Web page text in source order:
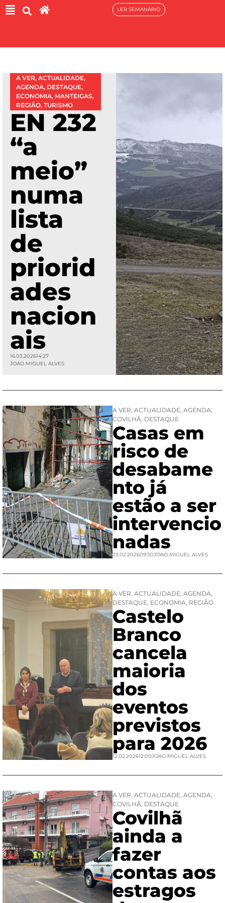
LER SEMANÁRIO
A VER, ACTUALIDADE,
AGENDA, DESTAQUE,
ECONOMIA, MANTEIGAS,
REGIÃO, TURISMO
EN 232
“a
meio”
numa
lista
de
priorid
ades
nacion
ais
16.03.202614:27
JOAO MIGUEL ALVES
A VER, ACTUALIDADE, AGENDA,
COVILHÃ, DESTAQUE
Casas em
risco de
desabame
nto já
estão a ser
intervencio
nadas
23.02.202609:30JOAO MIGUEL ALVES
A VER, ACTUALIDADE, AGENDA,
DESTAQUE, ECONOMIA, REGIÃO
Castelo
Branco
cancela
maioria
dos
eventos
previstos
para 2026
12.02.202612:00JOAO MIGUEL ALVES
A VER, ACTUALIDADE, AGENDA,
COVILHÃ, DESTAQUE
Covilhã
ainda a
fazer
contas aos
estragos